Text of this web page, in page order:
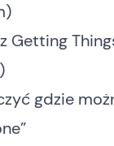
)
Getting
)
gdzie